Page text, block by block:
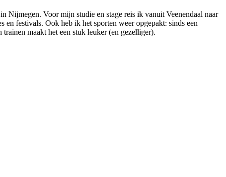
Nijmegen. Voor mijn studie en stage reis ik vanuit Veenendaal naar
festivals. Ook heb ik het sporten weer opgepakt: sinds een
maakt het een stuk leuker (en gezelliger).